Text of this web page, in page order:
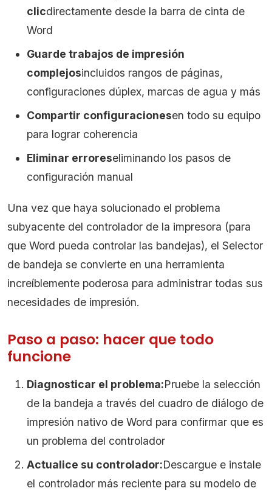
clicdirectamente desde la barra de cinta de
Word
Guarde trabajos de impresión
complejosincluidos rangos de páginas,
configuraciones dúplex, marcas de agua y más
Compartir configuracionesen todo su equipo
para lograr coherencia
Eliminar erroreseliminando los pasos de
configuración manual
Una vez que haya solucionado el problema
subyacente del controlador de la impresora (para
que Word pueda controlar las bandejas), el Selector
de bandeja se convierte en una herramienta
increíblemente poderosa para administrar todas sus
necesidades de impresión.
Paso a paso: hacer que todo
funcione
Diagnosticar el problema:Pruebe la selección
de la bandeja a través del cuadro de diálogo de
impresión nativo de Word para confirmar que es
un problema del controlador
Actualice su controlador:Descargue e instale
el controlador más reciente para su modelo de